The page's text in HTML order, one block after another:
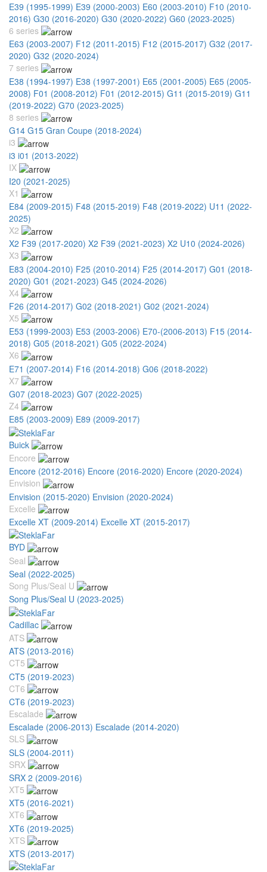
E39 (1995-1999) E39 (2000-2003) E60 (2003-2010) F10 (2010-
2016) G30 (2016-2020) G30 (2020-2022) G60 (2023-2025)
6 series
E63 (2003-2007) F12 (2011-2015) F12 (2015-2017) G32 (2017-
2020) G32 (2020-2024)
7 series
E38 (1994-1997) E38 (1997-2001) E65 (2001-2005) E65 (2005-
2008) F01 (2008-2012) F01 (2012-2015) G11 (2015-2019) G11
(2019-2022) G70 (2023-2025)
8 series
G14 G15 Gran Coupe (2018-2024)
i3
i3 i01 (2013-2022)
IX
I20 (2021-2025)
X1
E84 (2009-2015) F48 (2015-2019) F48 (2019-2022) U11 (2022-
2025)
X2
X2 F39 (2017-2020) X2 F39 (2021-2023) X2 U10 (2024-2026)
X3
E83 (2004-2010) F25 (2010-2014) F25 (2014-2017) G01 (2018-
2020) G01 (2021-2023) G45 (2024-2026)
X4
F26 (2014-2017) G02 (2018-2021) G02 (2021-2024)
X5
E53 (1999-2003) E53 (2003-2006) E70-(2006-2013) F15 (2014-
2018) G05 (2018-2021) G05 (2022-2024)
X6
E71 (2007-2014) F16 (2014-2018) G06 (2018-2022)
X7
G07 (2018-2023) G07 (2022-2025)
Z4
E85 (2003-2009) E89 (2009-2017)
Buick
Encore
Encore (2012-2016) Encore (2016-2020) Encore (2020-2024)
Envision
Envision (2015-2020) Envision (2020-2024)
Excelle
Excelle XT (2009-2014) Excelle XT (2015-2017)
BYD
Seal
Seal (2022-2025)
Song Plus/Seal U
Song Plus/Seal U (2023-2025)
Cadillac
ATS
ATS (2013-2016)
CT5
CT5 (2019-2023)
CT6
CT6 (2019-2023)
Escalade
Escalade (2006-2013) Escalade (2014-2020)
SLS
SLS (2004-2011)
SRX
SRX 2 (2009-2016)
XT5
XT5 (2016-2021)
XT6
XT6 (2019-2025)
XTS
XTS (2013-2017)